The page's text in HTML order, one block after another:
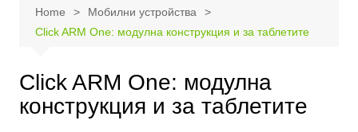
Home
Мобилни устройства
Click ARM One: модулна конструкция и за таблетите
Click ARM One: модулна
конструкция и за таблетите